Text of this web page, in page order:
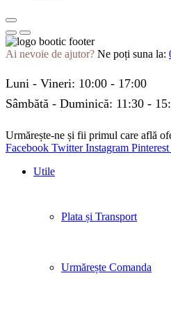
Ai nevoie de ajutor? Ne poți suna la:
Luni - Vineri: 10:00 - 17:00
Sâmbătă - Duminică: 11:30 -
Urmărește-ne și fii primul care află
Facebook Twitter Instagram Pinterest
Utile
Plata și Transport
Urmărește Comanda